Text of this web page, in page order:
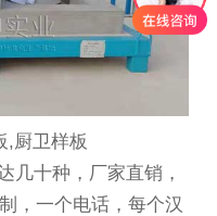
,厨卫样板
几十种，厂家直销，
，一个电话，每个汉